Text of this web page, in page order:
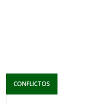
CONFLICTOS